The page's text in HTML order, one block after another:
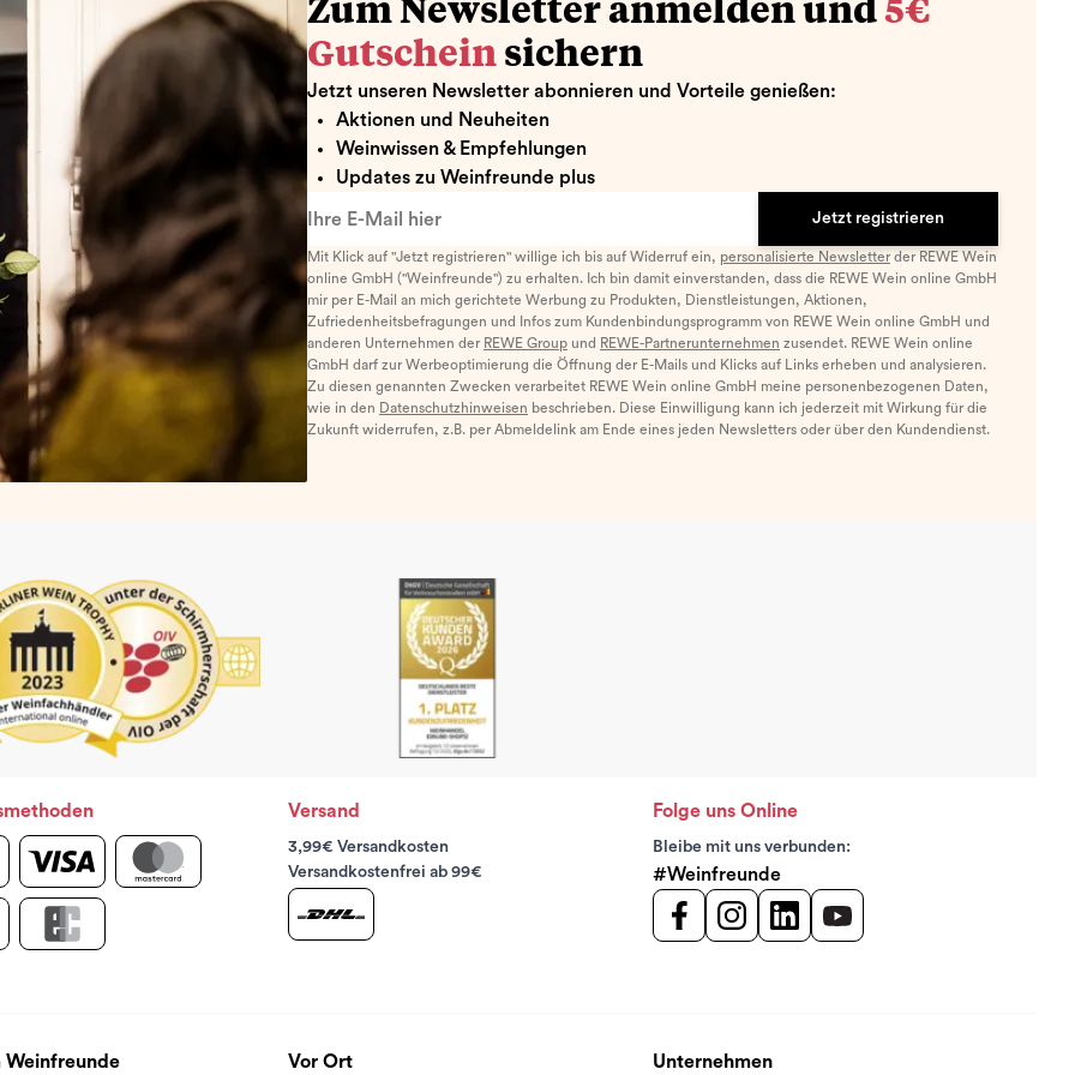
Zum Newsletter anmelden und 5€
Gutschein sichern
Jetzt unseren Newsletter abonnieren und Vorteile genießen:
Aktionen und Neuheiten
Weinwissen & Empfehlungen
Updates zu Weinfreunde plus
Jetzt registrieren
Mit Klick auf "Jetzt registrieren" willige ich bis auf Widerruf ein, personalisierte Newsletterder REWE Wein
online GmbH ("Weinfreunde") zu erhalten. Ich bin damit einverstanden, dass die REWE Wein online GmbH
mir per E-Mail an mich gerichtete Werbung zu Produkten, Dienstleistungen, Aktionen,
Zufriedenheitsbefragungen und Infos zum Kundenbindungsprogramm von REWE Wein online GmbH und
anderen Unternehmen der REWE Group und REWE-Partnerunternehmen zusendet. REWE Wein online
GmbH darf zur Werbeoptimierung die Öffnung der E-Mails und Klicks auf Links erheben und analysieren.
Zu diesen genannten Zwecken verarbeitet REWE Wein online GmbH meine personenbezogenen Daten,
wie in den Datenschutzhinweisen beschrieben. Diese Einwilligung kann ich jederzeit mit Wirkung für die
Zukunft widerrufen, z.B. per Abmeldelink am Ende eines jeden Newsletters oder über den Kundendienst.
Versand
3,99€ Versandkosten
Versandkostenfrei ab 99€
Folge uns Online
Bleibe mit uns verbunden:
#Weinfreunde
Weinfreunde Vor Ort Unternehmen